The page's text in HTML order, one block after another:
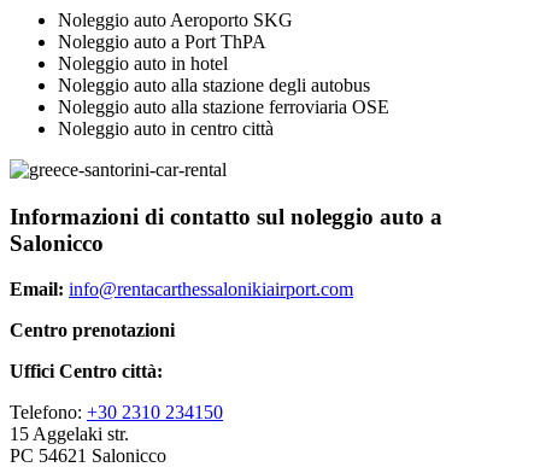
Noleggio auto Aeroporto SKG
Noleggio auto a Port ThPA
Noleggio auto in hotel
Noleggio auto alla stazione degli autobus
Noleggio auto alla stazione ferroviaria OSE
Noleggio auto in centro città
Informazioni di contatto sul noleggio auto a
Salonicco
Email: info@rentacarthessalonikiairport.com
Centro prenotazioni
Uffici Centro città:
Telefono: +30 2310 234150
15 Aggelaki str.
PC 54621 Salonicco